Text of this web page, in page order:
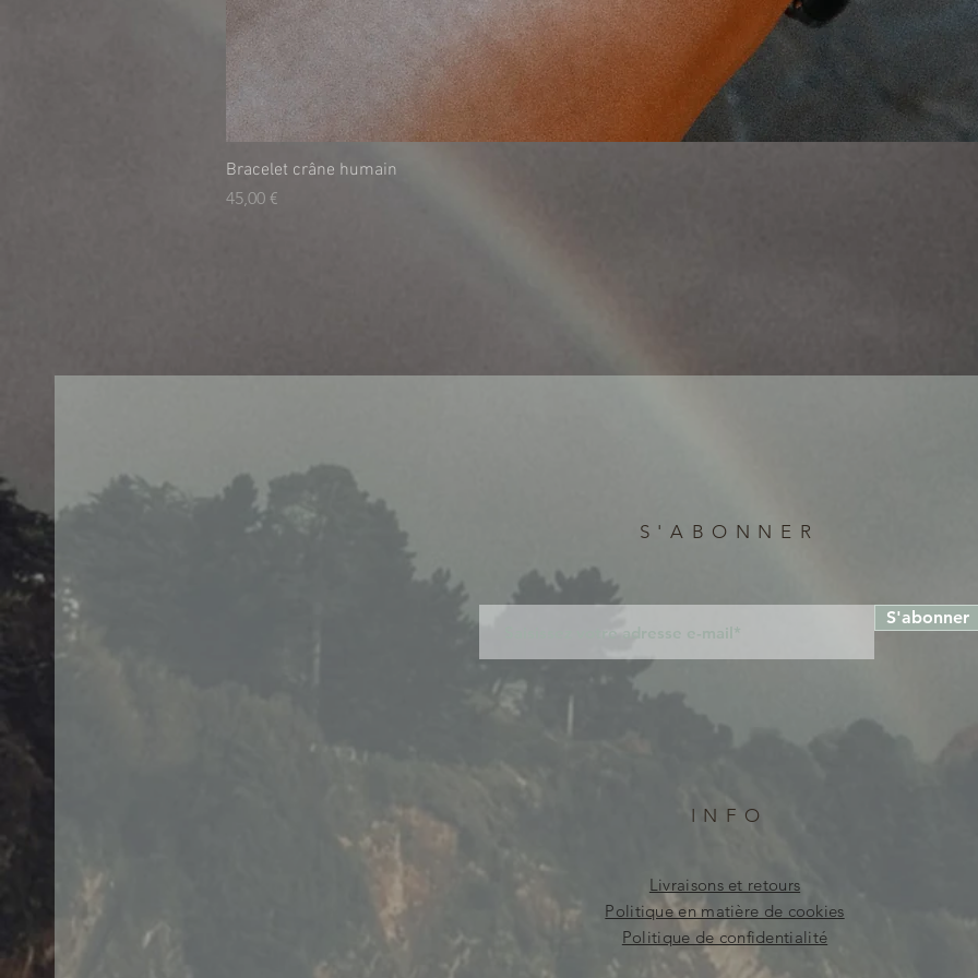
Bracelet crâne humain
Prix
45,00 €
S'ABONNER
S'abonner
INFO
Livraisons et retours
Politique en matière de cookies
Politique de confidentialité